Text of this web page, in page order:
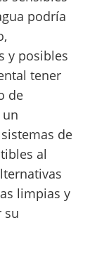
podría
y posibles
tener
de
de
al
limpias y
su